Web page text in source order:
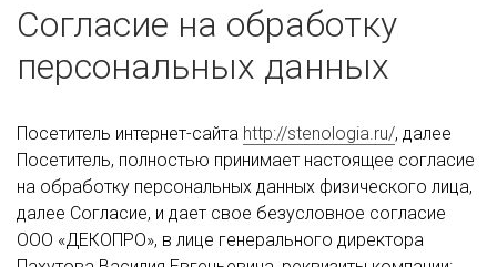
Согласие на обработку
персональных данных
Посетитель интернет-сайта http://stenologia.ru/, далее
Посетитель, полностью принимает настоящее согласие
на обработку персональных данных физического лица,
далее Согласие, и дает свое безусловное согласие
ООО «ДЕКОПРО», в лице генерального директора